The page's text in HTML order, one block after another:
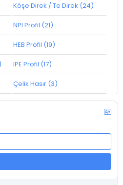
Köşe Direk / Te Direk (24)
NPI Profil (21)
HEB Profil (19)
IPE Profil (17)
Çelik Hasır (3)